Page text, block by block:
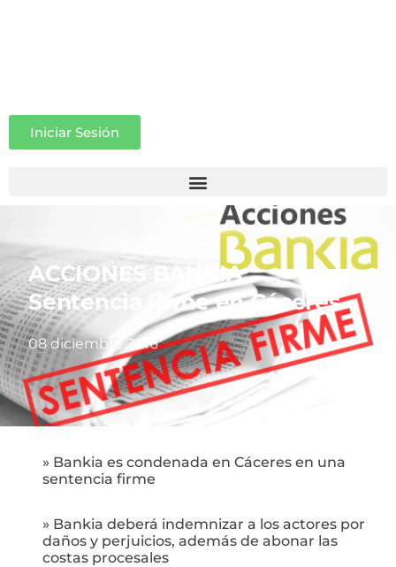
Iniciar Sesión
ACCIONES BANKIA:
Sentencia firme en Cáceres
08 diciembre 2016
» Bankia es condenada en Cáceres en una
sentencia firme
» Bankia deberá indemnizar a los actores por
daños y perjuicios, además de abonar las
costas procesales